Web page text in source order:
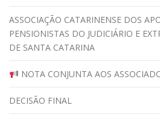
ASSOCIAÇÃO CATARINENSE DOS
PENSIONISTAS DO JUDICIÁRIO E
DE SANTA CATARINA
NOTA CONJUNTA AOS
DECISÃO FINAL